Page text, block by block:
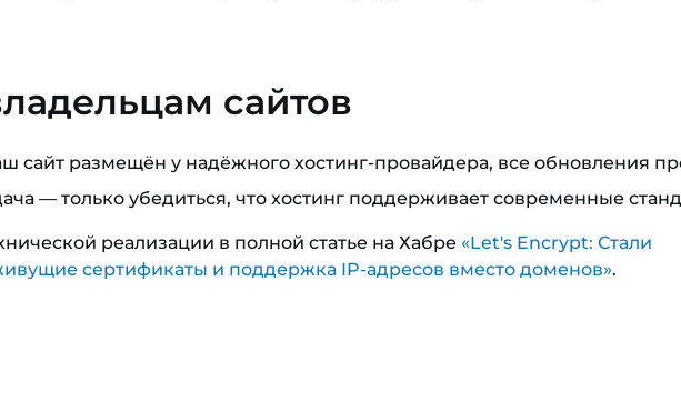
сайтов
сайт размещён у надёжного хостинг-провайдера, все обновления
— только убедиться, что хостинг поддерживает современные
реализации в полной статье на Хабре «Let's Encrypt: Стали
сертификаты и поддержка IP-адресов вместо доменов».